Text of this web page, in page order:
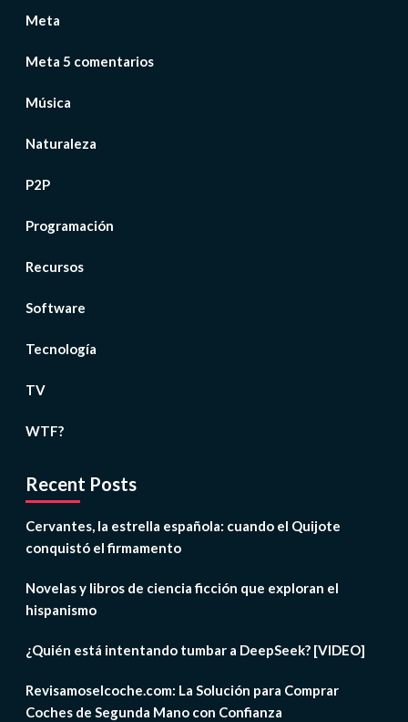
Meta
Meta 5 comentarios
Música
Naturaleza
P2P
Programación
Recursos
Software
Tecnología
TV
WTF?
Recent Posts
Cervantes, la estrella española: cuando el Quijote
conquistó el firmamento
Novelas y libros de ciencia ficción que exploran el
hispanismo
¿Quién está intentando tumbar a DeepSeek? [VIDEO]
Revisamoselcoche.com: La Solución para Comprar
Coches de Segunda Mano con Confianza